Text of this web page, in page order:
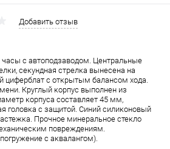
Добавить отзыв
с автоподзаводом. Центральные
секундная стрелка вынесена на
циферблат с открытым балансом хода.
Круглый корпус выполнен из
корпуса составляет 45 мм,
головка с защитой. Синий силиконовый
Прочное минеральное стекло
повреждениям.
с аквалангом).